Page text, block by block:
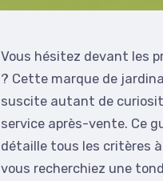
Vous hésitez devant les
? Cette marque de
suscite autant de
service après-vente. Ce
détaille tous les critères
vous recherchiez une